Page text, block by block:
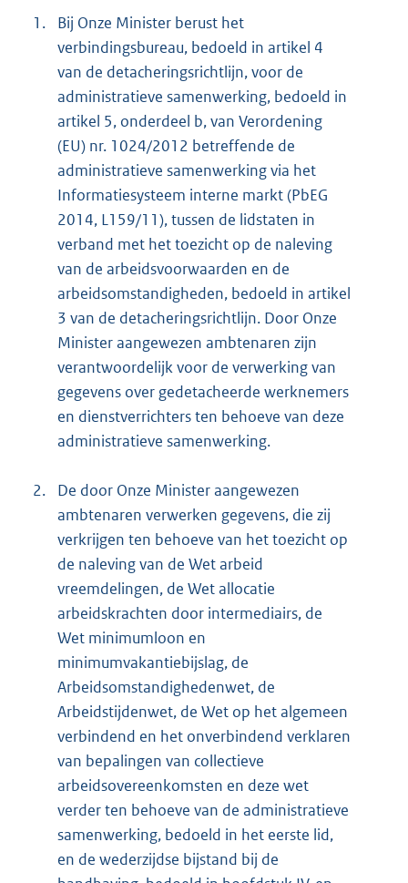
1.
Bij Onze Minister berust het
verbindingsbureau, bedoeld in artikel 4
van de detacheringsrichtlijn, voor de
administratieve samenwerking, bedoeld in
artikel 5, onderdeel b, van Verordening
(EU) nr. 1024/2012 betreffende de
administratieve samenwerking via het
Informatiesysteem interne markt (PbEG
2014, L159/11), tussen de lidstaten in
verband met het toezicht op de naleving
van de arbeidsvoorwaarden en de
arbeidsomstandigheden, bedoeld in artikel
3 van de detacheringsrichtlijn. Door Onze
Minister aangewezen ambtenaren zijn
verantwoordelijk voor de verwerking van
gegevens over gedetacheerde werknemers
en dienstverrichters ten behoeve van deze
administratieve samenwerking.
2.
De door Onze Minister aangewezen
ambtenaren verwerken gegevens, die zij
verkrijgen ten behoeve van het toezicht op
de naleving van de Wet arbeid
vreemdelingen, de Wet allocatie
arbeidskrachten door intermediairs, de
Wet minimumloon en
minimumvakantiebijslag, de
Arbeidsomstandighedenwet, de
Arbeidstijdenwet, de Wet op het algemeen
verbindend en het onverbindend verklaren
van bepalingen van collectieve
arbeidsovereenkomsten en deze wet
verder ten behoeve van de administratieve
samenwerking, bedoeld in het eerste lid,
en de wederzijdse bijstand bij de